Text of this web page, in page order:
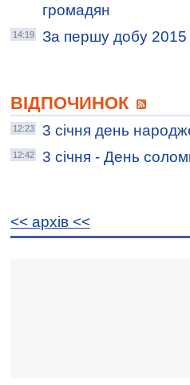
громадян
14:19
За першу добу 2015
ВІДПОЧИНОК
12:23 3 січня день
12:42
3 січня - День
<< архiв <<